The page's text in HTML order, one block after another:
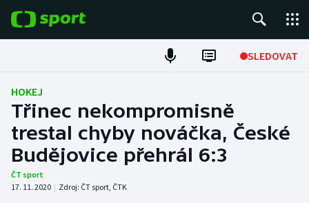
SLEDOVAT
Fotbal
Hokej
Tenis
Atletika
HOKEJ
Třinec nekompromisně
trestal chyby nováčka, České
Budějovice přehrál 6:3
ČT sport
17. 11. 2020 | Zdroj: ČT sport, ČTK